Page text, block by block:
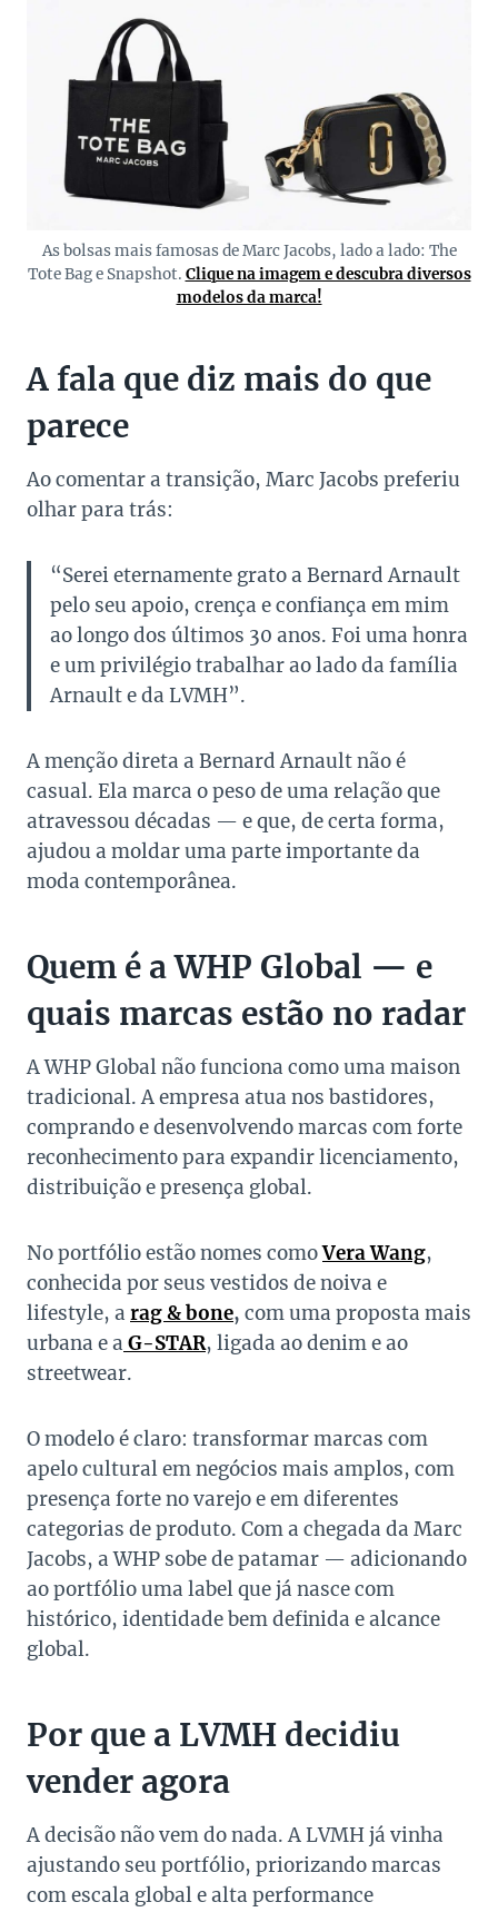
As bolsas mais famosas de Marc Jacobs, lado a lado: The
Tote Bag e Snapshot. Clique na imagem e descubra diversos
modelos da marca!
A fala que diz mais do que
parece
Ao comentar a transição, Marc Jacobs preferiu
olhar para trás:
“Serei eternamente grato a Bernard Arnault
pelo seu apoio, crença e confiança em mim
ao longo dos últimos 30 anos. Foi uma honra
e um privilégio trabalhar ao lado da família
Arnault e da LVMH”.
A menção direta a Bernard Arnault não é
casual. Ela marca o peso de uma relação que
atravessou décadas — e que, de certa forma,
ajudou a moldar uma parte importante da
moda contemporânea.
Quem é a WHP Global — e
quais marcas estão no radar
A WHP Global não funciona como uma maison
tradicional. A empresa atua nos bastidores,
comprando e desenvolvendo marcas com forte
reconhecimento para expandir licenciamento,
distribuição e presença global.
No portfólio estão nomes comoVera Wang,
conhecida por seus vestidos de noiva e
lifestyle, a rag & bone, com uma proposta mais
urbana e a G-STAR, ligada ao denim e ao
streetwear.
O modelo é claro: transformar marcas com
apelo cultural em negócios mais amplos, com
presença forte no varejo e em diferentes
categorias de produto. Com a chegada da Marc
Jacobs, a WHP sobe de patamar — adicionando
ao portfólio uma label que já nasce com
histórico, identidade bem definida e alcance
global.
Por que a LVMH decidiu
vender agora
A decisão não vem do nada. A LVMH já vinha
ajustando seu portfólio, priorizando marcas
com escala global e alta performance